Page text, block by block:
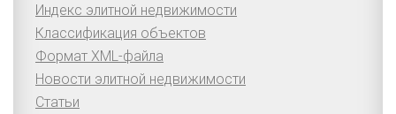
Индекс элитной недвижимости
Классификация объектов
Формат XML-файла
Новости элитной недвижимости
Статьи